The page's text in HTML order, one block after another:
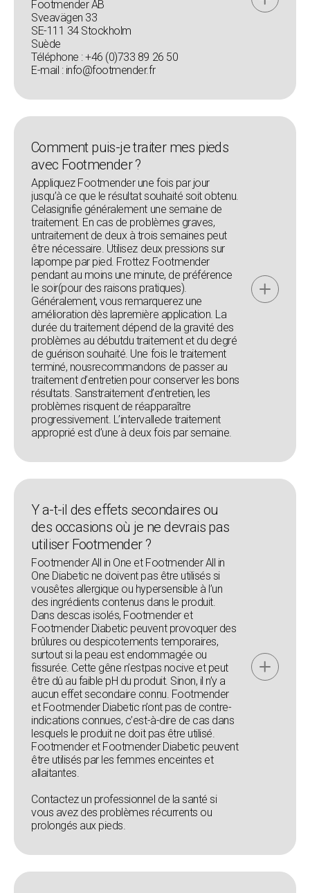
Footmender AB
Sveavägen 33
SE-111 34 Stockholm
Suède
Téléphone : +46 (0)733 89 26 50
E-mail : info@footmender.fr
Comment puis-je traiter mes pieds
avec Footmender ?
Appliquez Footmender une fois par jour
jusqu’à ce que le résultat souhaité soit obtenu.
Celasignifie généralement une semaine de
traitement. En cas de problèmes graves,
untraitement de deux à trois semaines peut
être nécessaire. Utilisez deux pressions sur
lapompe par pied. Frottez Footmender
pendant au moins une minute, de préférence
le soir(pour des raisons pratiques).
Généralement, vous remarquerez une
amélioration dès lapremière application. La
durée du traitement dépend de la gravité des
problèmes au débutdu traitement et du degré
de guérison souhaité. Une fois le traitement
terminé, nousrecommandons de passer au
traitement d’entretien pour conserver les bons
résultats. Sanstraitement d’entretien, les
problèmes risquent de réapparaître
progressivement. L’intervallede traitement
approprié est d’une à deux fois par semaine.
Y a-t-il des effets secondaires ou
des occasions où je ne devrais pas
utiliser Footmender ?
Footmender All in One et Footmender All in
One Diabetic ne doivent pas être utilisés si
vousêtes allergique ou hypersensible à l’un
des ingrédients contenus dans le produit.
Dans descas isolés, Footmender et
Footmender Diabetic peuvent provoquer des
brûlures ou despicotements temporaires,
surtout si la peau est endommagée ou
fissurée. Cette gêne n’estpas nocive et peut
être dû au faible pH du produit. Sinon, il n’y a
aucun effet secondaire connu. Footmender
et Footmender Diabetic n’ont pas de contre-
indications connues, c’est-à-dire de cas dans
lesquels le produit ne doit pas être utilisé.
Footmender et Footmender Diabetic peuvent
être utilisés par les femmes enceintes et
allaitantes.
Contactez un professionnel de la santé si
vous avez des problèmes récurrents ou
prolongés aux pieds.